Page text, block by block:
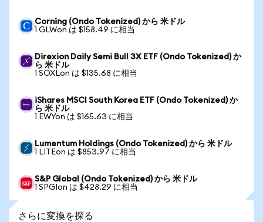
Corning (Ondo Tokenized) から 米ドル
1 GLWon は $158.49 に相当
Direxion Daily Semi Bull 3X ETF (Ondo Tokenized) か
ら 米ドル
1 SOXLon は $135.68 に相当
iShares MSCI South Korea ETF (Ondo Tokenized) か
ら 米ドル
1 EWYon は $165.63 に相当
Lumentum Holdings (Ondo Tokenized) から 米ドル
1 LITEon は $853.97 に相当
S&P Global (Ondo Tokenized) から 米ドル
1 SPGIon は $428.29 に相当
さらに変換を探る